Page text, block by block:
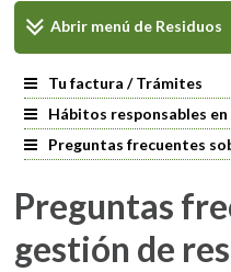
Preguntas
gestión de
Abrir menú de Residuos
Tu factura / Trámites
Hábitos responsables
Preguntas frecuentes